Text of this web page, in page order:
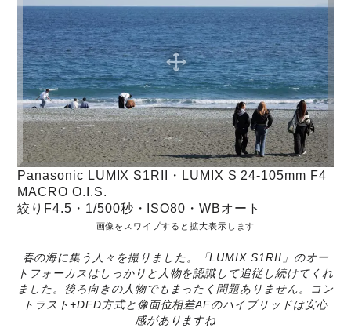
Panasonic LUMIX S1RII・LUMIX S 24-105mm F4
MACRO O.I.S.
絞りF4.5・1/500秒・ISO80・WBオート
画像をスワイプすると拡大表示します
春の海に集う人々を撮りました。「LUMIX S1RII」のオー
トフォーカスはしっかりと人物を認識して追従し続けてくれ
ました。後ろ向きの人物でもまったく問題ありません。コン
トラスト+DFD方式と像面位相差AFのハイブリッドは安心
感がありますね